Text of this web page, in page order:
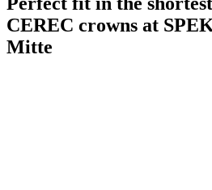
CEREC crowns at
Mitte